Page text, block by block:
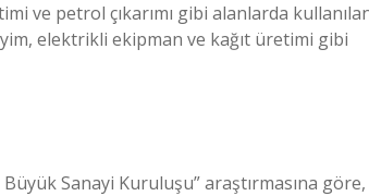
ve petrol çıkarımı gibi alanlarda
elektrikli ekipman ve kağıt üretimi gibi
Büyük Sanayi Kuruluşu” araştırmasına göre,